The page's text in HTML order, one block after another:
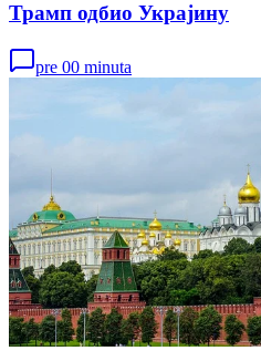
Трамп одбио Украјину
pre 00 minuta